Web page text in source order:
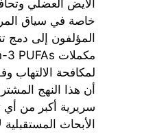
الأيض العضلي
خاصة في سياق
المؤلفون إلى دمج
لمكافحة الالتهاب
أن هذا النهج
سريرية أكبر من
الأبحاث المستقبلية